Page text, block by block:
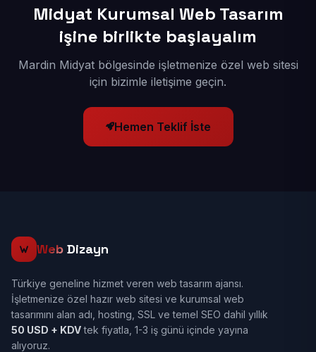
Midyat Kurumsal Web Tasarım
işine birlikte başlayalım
Mardin Midyat bölgesinde işletmenize özel web sitesi
için bizimle iletişime geçin.
Hemen Teklif İste
Web Dizayn
Türkiye geneline hizmet veren web tasarım ajansı.
İşletmenize özel hazır web sitesi ve kurumsal web
tasarımını alan adı, hosting, SSL ve temel SEO dahil yıllık
50 USD + KDVtek fiyatla, 1-3 iş günü içinde yayına
alıyoruz.